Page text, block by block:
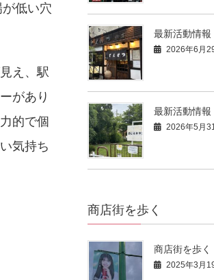
低い穴
え、駅
があり
的で個
気持ち
最新活動情報
2026年6月
最新活動情報
2026年5月
商店街を歩く
商店街を歩く
2025年3月